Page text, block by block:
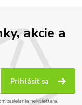
akcie a
Prihlásiť sa
zasielania newslettera.